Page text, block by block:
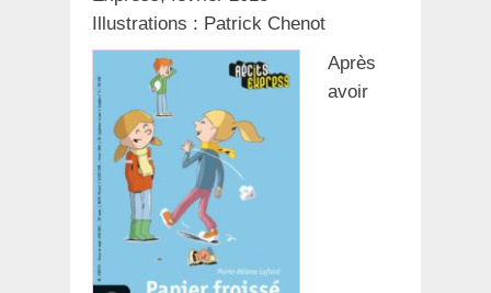
Illustrations : Patrick Chenot
Après
avoir